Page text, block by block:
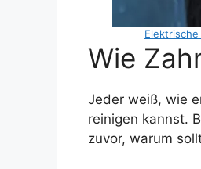
Wie
Jeder weiß, wie
reinigen kannst.
zuvor, warum